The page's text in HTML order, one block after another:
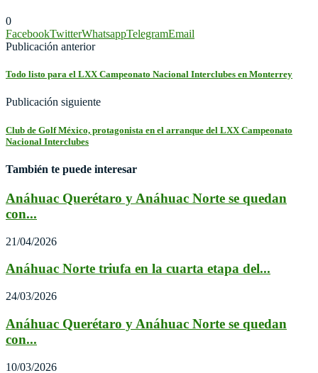
0
FacebookTwitterWhatsappTelegramEmail
Publicación anterior
Todo listo para el LXX Campeonato Nacional Interclubes en Monterrey
Publicación siguiente
Club de Golf México, protagonista en el arranque del LXX Campeonato
Nacional Interclubes
También te puede interesar
Anáhuac Querétaro y Anáhuac Norte se quedan
con...
21/04/2026
Anáhuac Norte triufa en la cuarta etapa del...
24/03/2026
Anáhuac Querétaro y Anáhuac Norte se quedan
con...
10/03/2026